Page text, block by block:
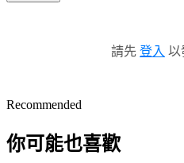
請先 登入 以
Recommended
你可能也喜歡